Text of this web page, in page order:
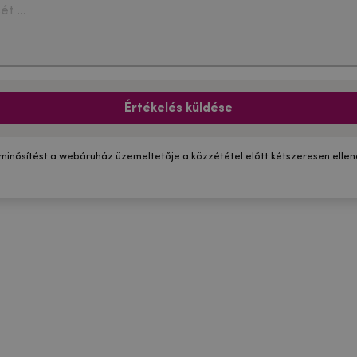
Értékelés küldése
a webáruház üzemeltetője a közzététel előtt kétszeresen